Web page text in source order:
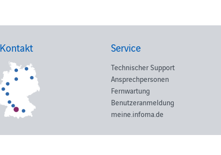
Kontakt Service
Technischer Support
Ansprechpersonen
Fernwartung
Benutzeranmeldung
meine.infoma.de